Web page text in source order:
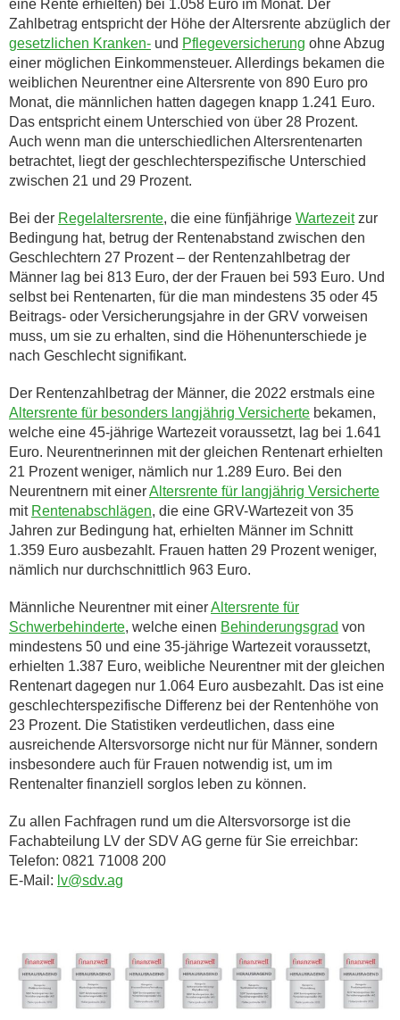
eine Rente erhielten) bei 1.058 Euro im Monat. Der
Zahlbetrag entspricht der Höhe der Altersrente abzüglich der
gesetzlichen Kranken- und Pflegeversicherung ohne Abzug
einer möglichen Einkommensteuer. Allerdings bekamen die
weiblichen Neurentner eine Altersrente von 890 Euro pro
Monat, die männlichen hatten dagegen knapp 1.241 Euro.
Das entspricht einem Unterschied von über 28 Prozent.
Auch wenn man die unterschiedlichen Altersrentenarten
betrachtet, liegt der geschlechterspezifische Unterschied
zwischen 21 und 29 Prozent.
Bei der Regelaltersrente, die eine fünfjährige Wartezeitzur
Bedingung hat, betrug der Rentenabstand zwischen den
Geschlechtern 27 Prozent – der Rentenzahlbetrag der
Männer lag bei 813 Euro, der der Frauen bei 593 Euro. Und
selbst bei Rentenarten, für die man mindestens 35 oder 45
Beitrags- oder Versicherungsjahre in der GRV vorweisen
muss, um sie zu erhalten, sind die Höhenunterschiede je
nach Geschlecht signifikant.
Der Rentenzahlbetrag der Männer, die 2022 erstmals eine
Altersrente für besonders langjährig Versicherte bekamen,
welche eine 45-jährige Wartezeit voraussetzt, lag bei 1.641
Euro. Neurentnerinnen mit der gleichen Rentenart erhielten
21 Prozent weniger, nämlich nur 1.289 Euro. Bei den
Neurentnern mit einerAltersrente für langjährig Versicherte
mit Rentenabschlägen, die eine GRV-Wartezeit von 35
Jahren zur Bedingung hat, erhielten Männer im Schnitt
1.359 Euro ausbezahlt. Frauen hatten 29 Prozent weniger,
nämlich nur durchschnittlich 963 Euro.
Männliche Neurentner mit einerAltersrente für
Schwerbehinderte, welche einen Behinderungsgrad von
mindestens 50 und eine 35-jährige Wartezeit voraussetzt,
erhielten 1.387 Euro, weibliche Neurentner mit der gleichen
Rentenart dagegen nur 1.064 Euro ausbezahlt. Das ist eine
geschlechterspezifische Differenz bei der Rentenhöhe von
23 Prozent. Die Statistiken verdeutlichen, dass eine
ausreichende Altersvorsorge nicht nur für Männer, sondern
insbesondere auch für Frauen notwendig ist, um im
Rentenalter finanziell sorglos leben zu können.
Zu allen Fachfragen rund um die Altersvorsorge ist die
Fachabteilung LV der SDV AG gerne für Sie erreichbar:
Telefon: 0821 71008 200
E-Mail: lv@sdv.ag